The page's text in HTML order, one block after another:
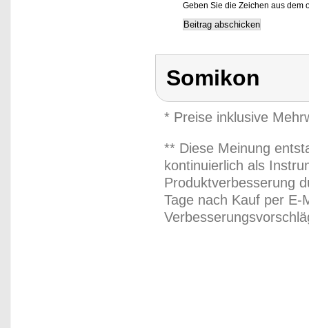
Geben Sie die Zeichen aus dem
Somikon
* Preise inklusive
** Diese Meinung
kontinuierlich als
Produktverbesserung
Tage nach Kauf per E-